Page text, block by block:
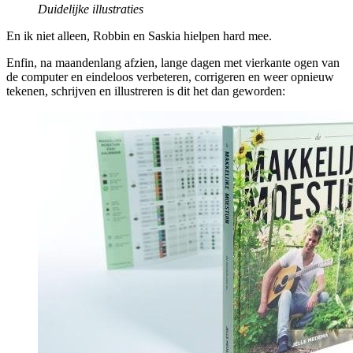
Duidelijke illustraties
En ik niet alleen, Robbin en Saskia hielpen hard mee.
Enfin, na maandenlang afzien, lange dagen met vierkante ogen van
de computer en eindeloos verbeteren, corrigeren en weer opnieuw
tekenen, schrijven en illustreren is dit het dan geworden: